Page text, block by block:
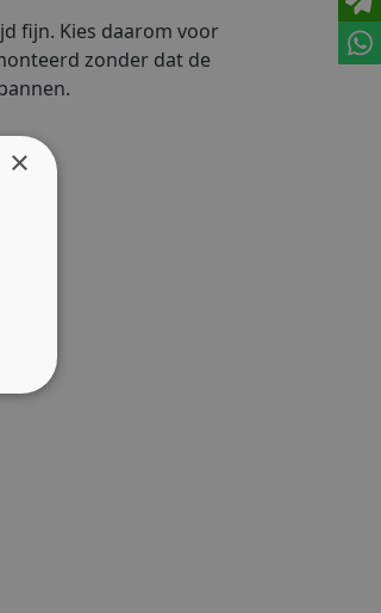
fijn. Kies daarom voor
zonder dat de
×